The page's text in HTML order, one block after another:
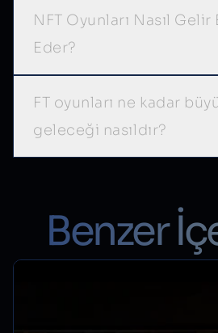
NFT Oyunları Nasıl Gelir
Eder?
FT oyunları ne kadar
geleceği nasıldır?
Benzer